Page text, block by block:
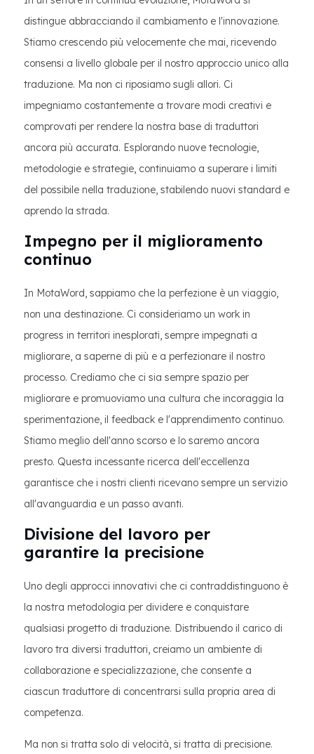
distingue abbracciando il cambiamento e l'innovazione.
Stiamo crescendo più velocemente che mai, ricevendo
consensi a livello globale per il nostro approccio unico alla
traduzione. Ma non ci riposiamo sugli allori. Ci
impegniamo costantemente a trovare modi creativi e
comprovati per rendere la nostra base di traduttori
ancora più accurata. Esplorando nuove tecnologie,
metodologie e strategie, continuiamo a superare i limiti
del possibile nella traduzione, stabilendo nuovi standard e
aprendo la strada.
Impegno per il miglioramento
continuo
In MotaWord, sappiamo che la perfezione è un viaggio,
non una destinazione. Ci consideriamo un work in
progress in territori inesplorati, sempre impegnati a
migliorare, a saperne di più e a perfezionare il nostro
processo. Crediamo che ci sia sempre spazio per
migliorare e promuoviamo una cultura che incoraggia la
sperimentazione, il feedback e l'apprendimento continuo.
Stiamo meglio dell'anno scorso e lo saremo ancora
presto. Questa incessante ricerca dell'eccellenza
garantisce che i nostri clienti ricevano sempre un servizio
all'avanguardia e un passo avanti.
Divisione del lavoro per
garantire la precisione
Uno degli approcci innovativi che ci contraddistinguono è
la nostra metodologia per dividere e conquistare
qualsiasi progetto di traduzione. Distribuendo il carico di
lavoro tra diversi traduttori, creiamo un ambiente di
collaborazione e specializzazione, che consente a
ciascun traduttore di concentrarsi sulla propria area di
competenza.
Ma non si tratta solo di velocità, si tratta di precisione.